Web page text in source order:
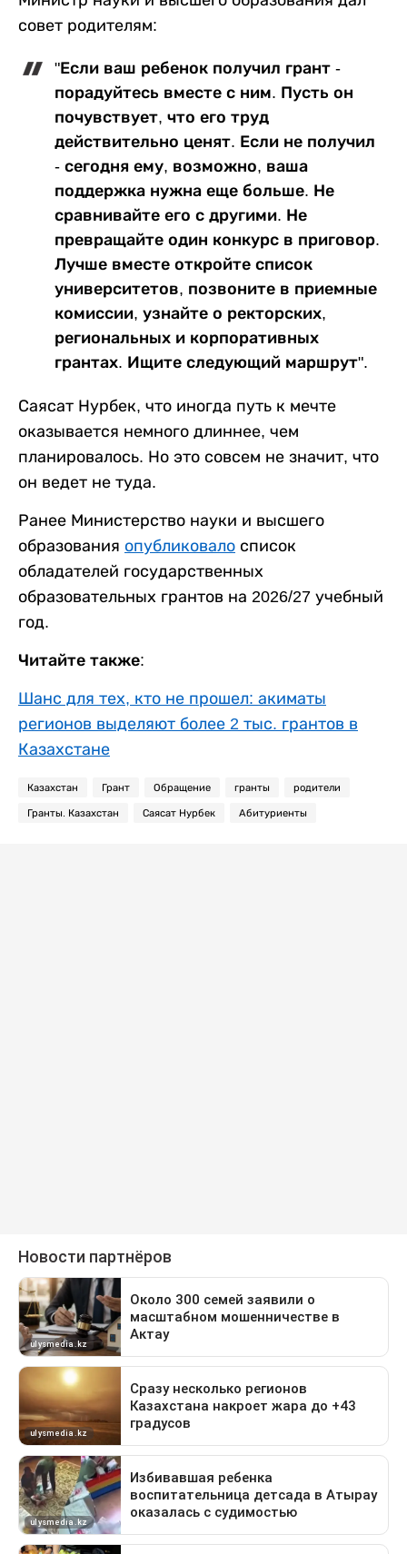
совет родителям:
"Если ваш ребенок получил грант -
порадуйтесь вместе с ним. Пусть он
почувствует, что его труд
действительно ценят. Если не получил
- сегодня ему, возможно, ваша
поддержка нужна еще больше. Не
сравнивайте его с другими. Не
превращайте один конкурс в приговор.
Лучше вместе откройте список
университетов, позвоните в приемные
комиссии, узнайте о ректорских,
региональных и корпоративных
грантах. Ищите следующий маршрут".
Саясат Нурбек, что иногда путь к мечте
оказывается немного длиннее, чем
планировалось. Но это совсем не значит, что
он ведет не туда.
Ранее Министерство науки и высшего
образования опубликовало список
обладателей государственных
образовательных грантов на 2026/27 учебный
год.
Читайте также:
Шанс для тех, кто не прошел: акиматы
регионов выделяют более 2 тыс. грантов в
Казахстане
Казахстан Грант Обращение гранты родители
Гранты. Казахстан Саясат Нурбек Абитуриенты